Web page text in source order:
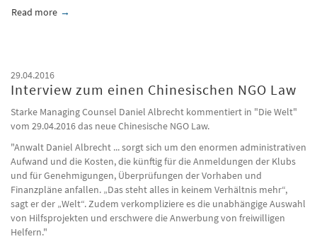
Read more about Interview: Das neue chinesisches Investitionsgesetz
29.04.2016
Interview zum einen Chinesischen NGO Law
Starke Managing Counsel Daniel Albrecht kommentiert in "Die Welt"
vom 29.04.2016 das neue Chinesische NGO Law.
"Anwalt Daniel Albrecht ... sorgt sich um den enormen administrativen
Aufwand und die Kosten, die künftig für die Anmeldungen der Klubs
und für Genehmigungen, Überprüfungen der Vorhaben und
Finanzpläne anfallen. „Das steht alles in keinem Verhältnis mehr“,
sagt er der „Welt“. Zudem verkompliziere es die unabhängige Auswahl
von Hilfsprojekten und erschwere die Anwerbung von freiwilligen
Helfern."